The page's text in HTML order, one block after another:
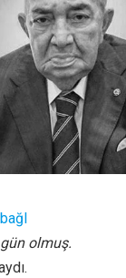
gün olmuş.